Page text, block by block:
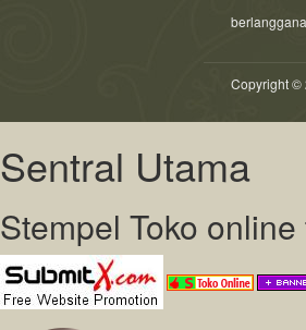
Copyright ©
Sentral Utama
Stempel Toko